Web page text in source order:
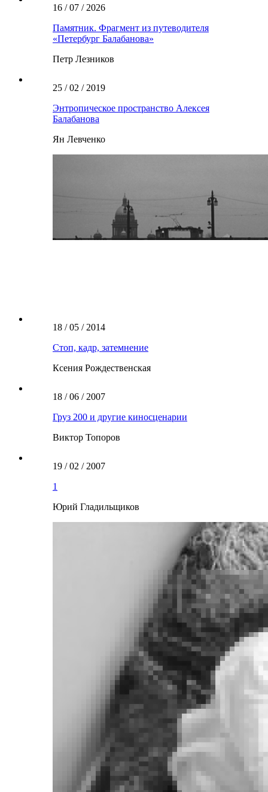
16 / 07 / 2026
Памятник. Фрагмент из путеводителя
«Петербург Балабанова»
Петр Лезников
25 / 02 / 2019
Энтропическое пространство Алексея
Балабанова
Ян Левченко
18 / 05 / 2014
Стоп, кадр, затемнение
Ксения Рождественская
18 / 06 / 2007
Груз 200 и другие киносценарии
Виктор Топоров
19 / 02 / 2007
1
Юрий Гладильщиков